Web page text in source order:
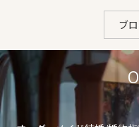
ブ